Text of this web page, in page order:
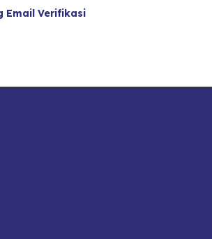
Email Verifikasi